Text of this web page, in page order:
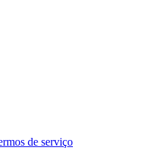
de serviço